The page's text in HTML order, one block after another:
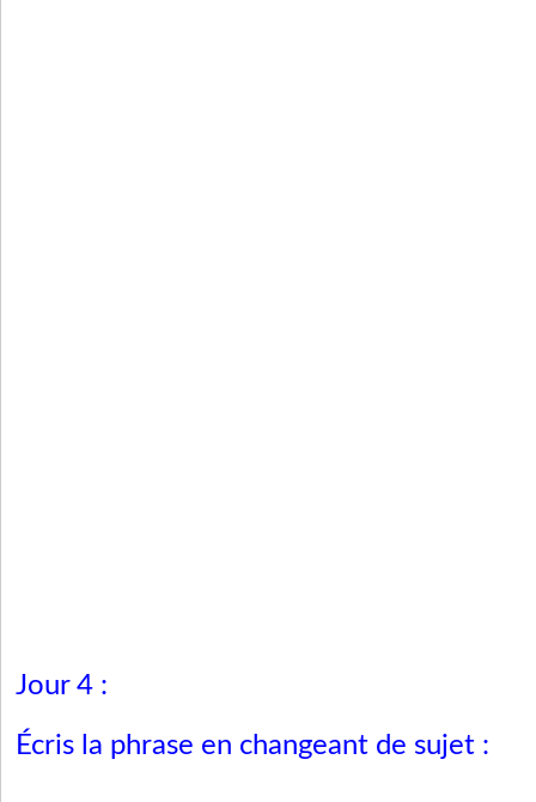
Jour 4 :
Écris la phrase en changeant de sujet :